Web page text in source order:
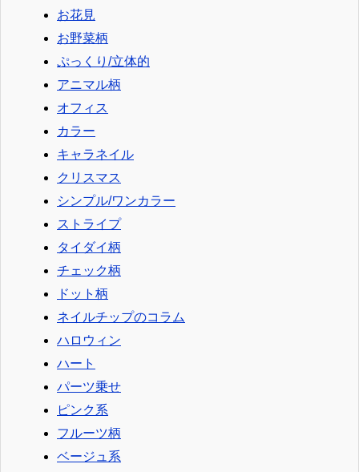
お花見
お野菜柄
ぷっくり/立体的
アニマル柄
オフィス
カラー
キャラネイル
クリスマス
シンプル/ワンカラー
ストライプ
タイダイ柄
チェック柄
ドット柄
ネイルチップのコラム
ハロウィン
ハート
パーツ乗せ
ピンク系
フルーツ柄
ベージュ系